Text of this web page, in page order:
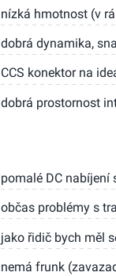
nízká hmotnost (v
dobrá dynamika,
CCS konektor na
dobrá prostornost
pomalé DC nabíjení
občas problémy s
jako řidič bych měl
nemá frunk